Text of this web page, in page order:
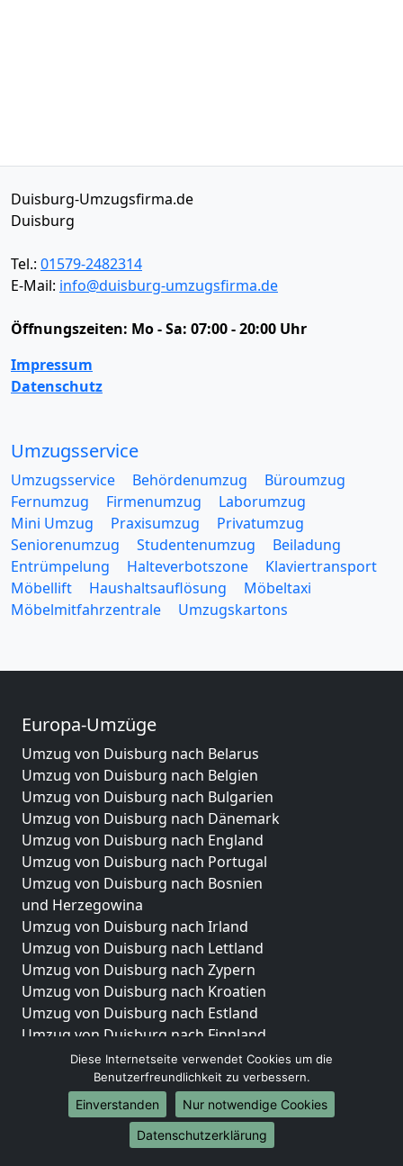
Duisburg-Umzugsfirma.de
Duisburg
Tel.: 01579-2482314
E-Mail: info@duisburg-umzugsfirma.de
Öffnungszeiten: Mo - Sa: 07:00 - 20:00 Uhr
Impressum
Datenschutz
Umzugsservice
Umzugsservice Behördenumzug
Büroumzug
Fernumzug
Firmenumzug
Laborumzug
Mini Umzug
Praxisumzug
Privatumzug
Seniorenumzug
Studentenumzug
Beiladung
Entrümpelung
Halteverbotszone
Klaviertransport
Möbellift
Haushaltsauflösung
Möbeltaxi
Möbelmitfahrzentrale
Umzugskartons
Europa-Umzüge
Umzug von Duisburg nach Belarus
Umzug von Duisburg nach Belgien
Umzug von Duisburg nach Bulgarien
Umzug von Duisburg nach Dänemark
Umzug von Duisburg nach England
Umzug von Duisburg nach Portugal
Umzug von Duisburg nach Bosnien
und Herzegowina
Umzug von Duisburg nach Irland
Umzug von Duisburg nach Lettland
Umzug von Duisburg nach Zypern
Umzug von Duisburg nach Kroatien
Umzug von Duisburg nach Estland
Umzug von Duisburg nach Finnland
Umzug von Duisburg nach Frankreich
Umzug von Duisburg nach Griechenland
Umzug von Duisburg nach Italien
Umzug von Duisburg nach Liechtenstein
Umzug von Duisburg nach Luxemburg
Diese Internetseite verwendet Cookies um die
Benutzerfreundlichkeit zu verbessern.
Einverstanden
Nur notwendige Cookies
Datenschutzerklärung